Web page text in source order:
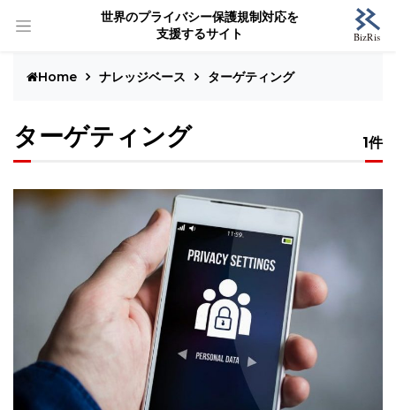
世界のプライバシー保護規制対応を
支援するサイト
Home ナレッジベース ターゲティング
ターゲティング 1件